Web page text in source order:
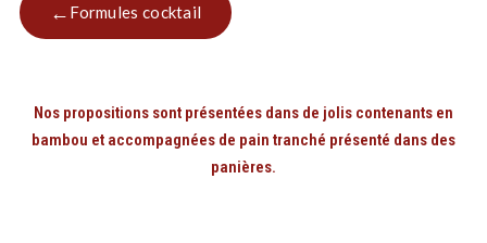
Formules cocktail
Nos propositions sont présentées dans de jolis contenants en
bambou et accompagnées de pain tranché présenté dans des
panières.